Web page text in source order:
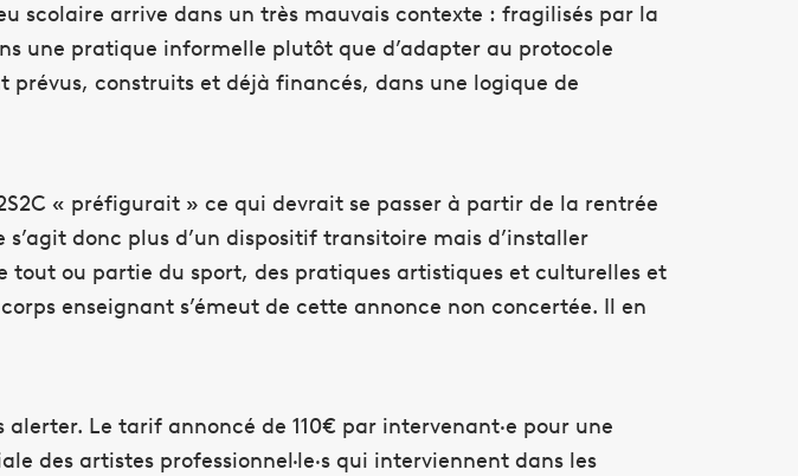
scolaire arrive dans un très mauvais contexte : fragilisés par la
une pratique informelle plutôt que d’adapter au protocole
construits et déjà financés, dans une logique de
« préfigurait » ce qui devrait se passer à partir de la rentrée
donc plus d’un dispositif transitoire mais d’installer
tout ou partie du sport, des pratiques artistiques et culturelles et
enseignant s’émeut de cette annonce non concertée. Il en
Le tarif annoncé de 110€ par intervenant·e pour une
des artistes professionnel·le·s qui interviennent dans les